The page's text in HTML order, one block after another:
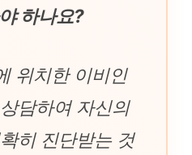
하나요?
위치한 이비인
담하여 자신의
히 진단받는 것